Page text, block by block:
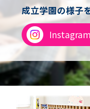
チアリーディング
総合格闘技
合気道
女子テニス
男子バレーボール
体操
ダンス
英会話
音楽（コーラス）
成立学園の様子
Instagram